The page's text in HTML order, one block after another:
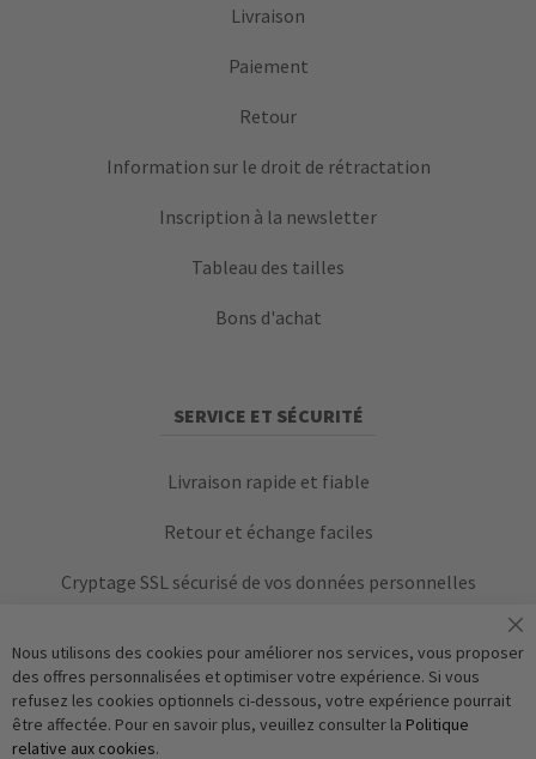
Livraison
Paiement
Retour
Information sur le droit de rétractation
Inscription à la newsletter
Tableau des tailles
Bons d'achat
SERVICE ET SÉCURITÉ
Livraison rapide et fiable
Retour et échange faciles
Cryptage SSL sécurisé de vos données personnelles
Nous utilisons des cookies pour améliorer nos services, vous proposer
des offres personnalisées et optimiser votre expérience. Si vous
refusez les cookies optionnels ci-dessous, votre expérience pourrait
être affectée. Pour en savoir plus, veuillez consulter la Politique
relative aux cookies.